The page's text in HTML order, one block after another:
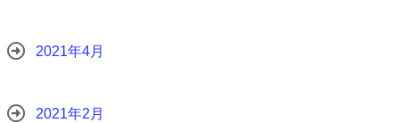
2021年4月
2021年2月